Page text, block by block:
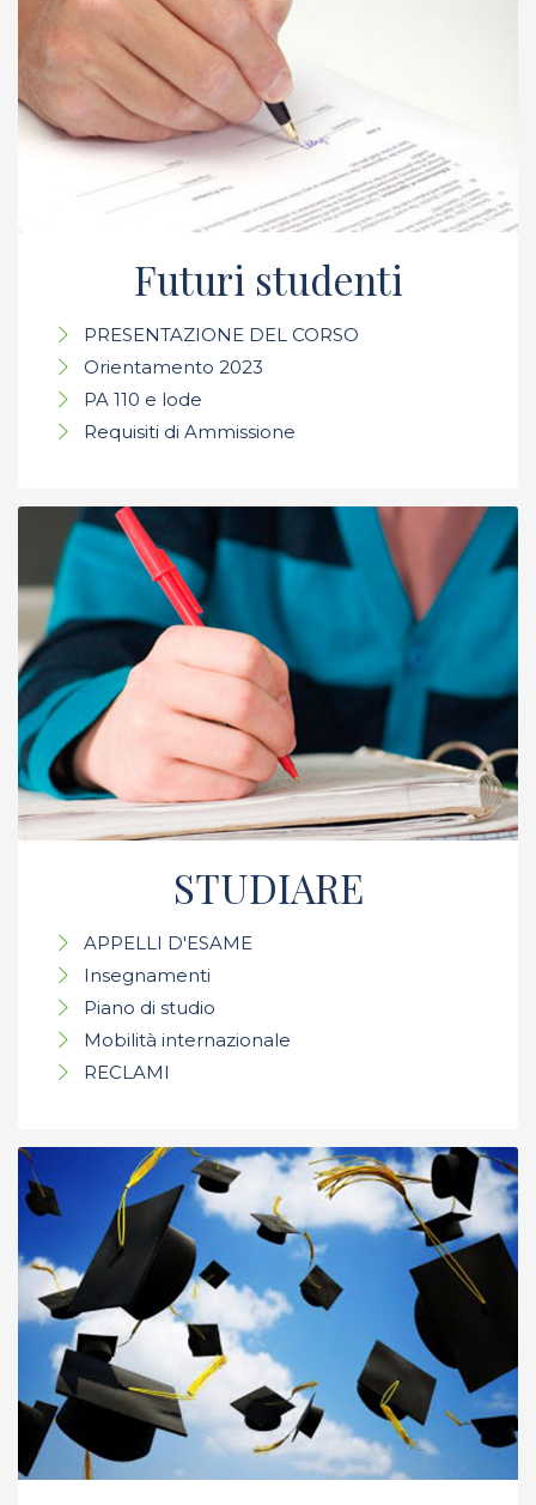
Futuri studenti
PRESENTAZIONE DEL CORSO
Orientamento 2023
PA 110 e lode
Requisiti di Ammissione
STUDIARE
APPELLI D'ESAME
Insegnamenti
Piano di studio
Mobilità internazionale
RECLAMI